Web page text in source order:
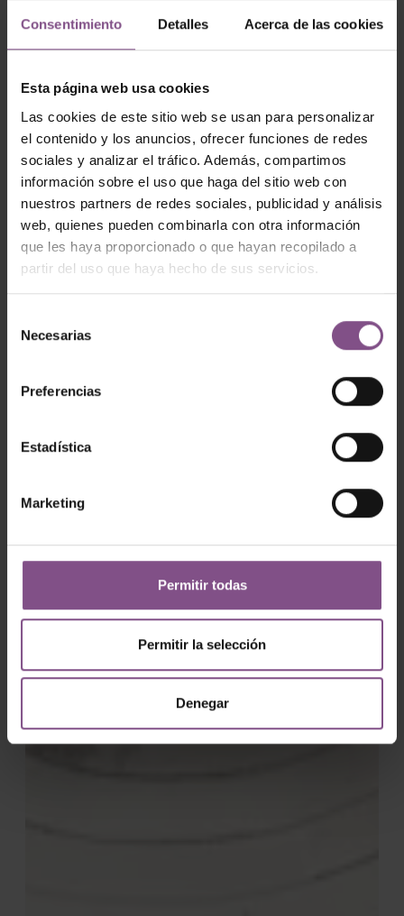
Consentimiento Detalles Acerca de las cookies
Esta página web usa cookies
Las cookies de este sitio web se usan para personalizar
el contenido y los anuncios, ofrecer funciones de redes
sociales y analizar el tráfico. Además, compartimos
información sobre el uso que haga del sitio web con
nuestros partners de redes sociales, publicidad y análisis
web, quienes pueden combinarla con otra información
que les haya proporcionado o que hayan recopilado a
partir del uso que haya hecho de sus servicios.
Necesarias
Preferencias
Estadística
Marketing
Permitir todas
Permitir la selección
Denegar
sostenible